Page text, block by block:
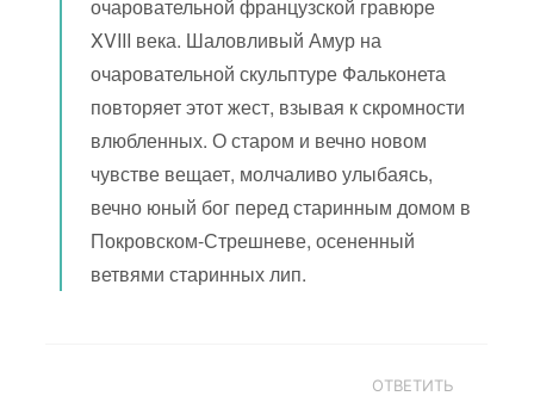
очаровательной французской гравюре
XVIII века. Шаловливый Амур на
очаровательной скульптуре Фальконета
повторяет этот жест, взывая к скромности
влюбленных. О старом и вечно новом
чувстве вещает, молчаливо улыбаясь,
вечно юный бог перед старинным домом в
Покровском-Стрешневе, осененный
ветвями старинных лип.
ОТВЕТИТЬ